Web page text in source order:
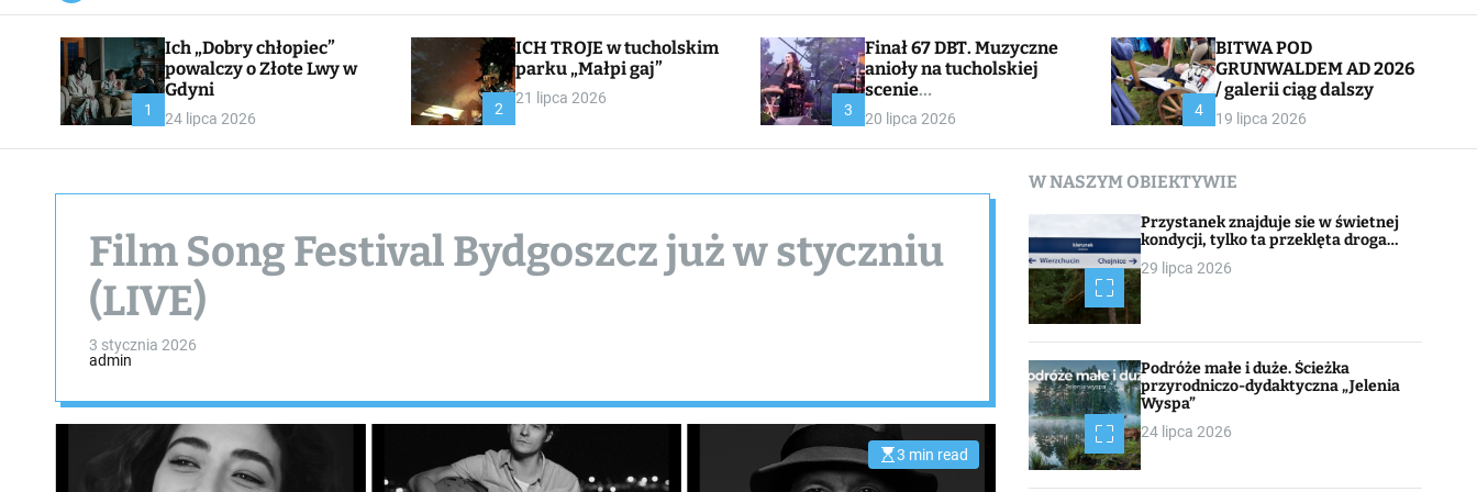
a
a
s
W
i
t
l
c
1
Ich „Dobry chłopiec”
powalczy o Złote Lwy w
Gdyni
24 lipca 2026
2
ICH TROJE w tucholskim
parku „Małpi gaj”
21 lipca 2026
3
Finał 67 DBT. Muzyczne
anioły na tucholskiej
scenie
CHOJNACKA//CHOJNACK
I
20 lipca 2026 4
BITWA POD
GRUNWALDEM AD 2026
/ galerii ciąg dalszy
19 lipca 2026
Film Song Festival Bydgoszcz już w styczniu
(LIVE)
3 stycznia 2026
admin
E
s
3 min read
W NASZYM OBIEKTYWIE
Przystanek znajduje sie w świetnej
kondycji, tylko ta przeklęta droga…
29 lipca 2026
Podróże małe i duże. Ścieżka
przyrodniczo-dydaktyczna „Jelenia
Wyspa”
24 lipca 2026